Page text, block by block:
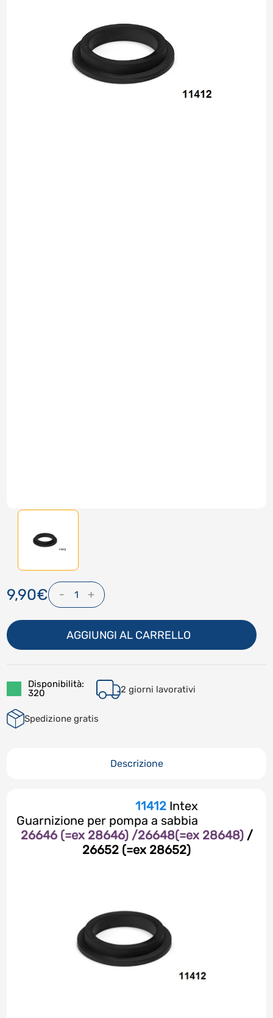
9,90€ - 1 +
AGGIUNGI AL CARRELLO
Disponibilità:
320
2 giorni lavorativi
Spedizione gratis
Descrizione
11412 Intex
Guarnizione per pompa a sabbia
26646 (=ex 28646) /26648(=ex 28648)/
26652 (=ex 28652)